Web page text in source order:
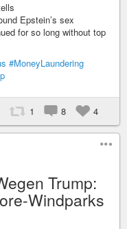
Epstein’s sex
for so long without top
#MoneyLaundering
1 8 4
Trump:
Windparks